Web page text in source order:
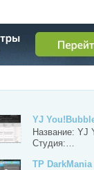
YJ
Название: YJ
Студия:…
TP